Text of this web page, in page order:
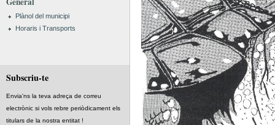
Plànol del municipi
Horaris i Transports
Subscriu-te
Envia'ns la teva adreça de correu
electrònic si vols rebre periòdicament els
titulars de la nostra entitat !